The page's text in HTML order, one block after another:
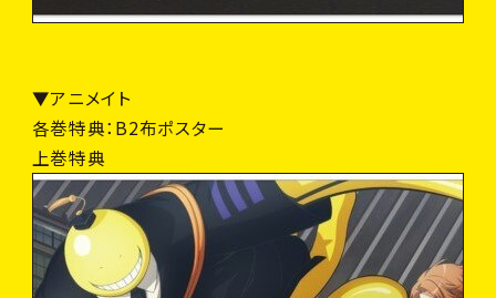
▼アニメイト
各巻特典：B2布ポスター
上巻特典